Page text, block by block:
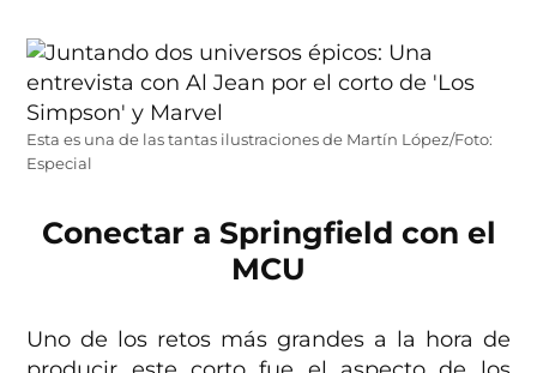
Esta es una de las tantas ilustraciones de Martín López/Foto:
Especial
Conectar a Springfield con el
MCU
Uno de los retos más grandes a la hora de